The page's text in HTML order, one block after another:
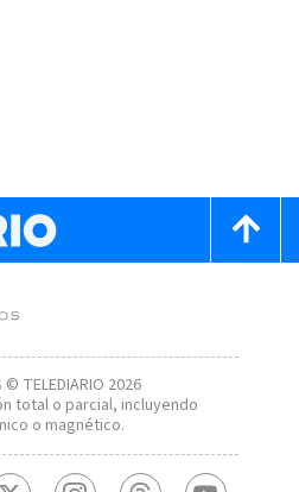
© TELEDIARIO 2026
total o parcial, incluyendo
o magnético.